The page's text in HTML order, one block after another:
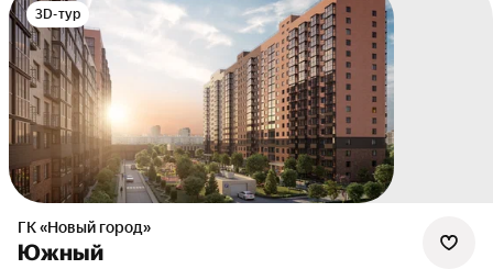
3D-тур
ГК «Новый город»
Южный